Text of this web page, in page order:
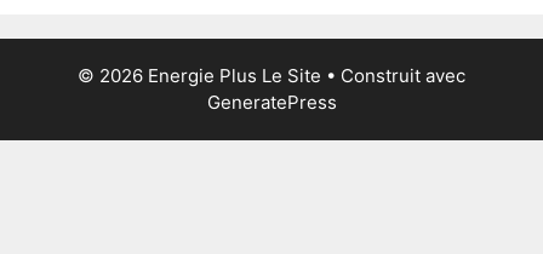
© 2026 Energie Plus Le Site • Construit avec
GeneratePress